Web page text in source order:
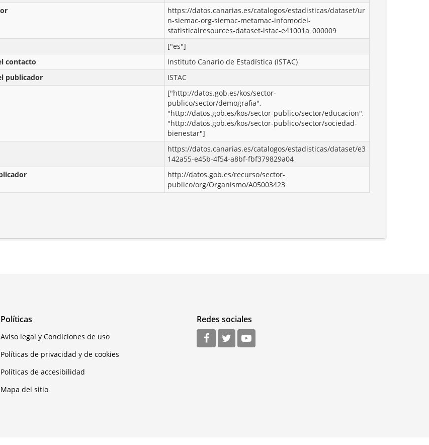
https://datos.canarias.es/catalogos/estadisticas/dataset/ur
n-siemac-org-siemac-metamac-infomodel-
statisticalresources-dataset-istac-e41001a_000009
["es"]
contacto
Instituto Canario de Estadística (ISTAC)
publicador
ISTAC
["http://datos.gob.es/kos/sector-
publico/sector/demografia",
"http://datos.gob.es/kos/sector-publico/sector/educacion",
"http://datos.gob.es/kos/sector-publico/sector/sociedad-
bienestar"]
https://datos.canarias.es/catalogos/estadisticas/dataset/e3
142a55-e45b-4f54-a8bf-fbf379829a04
http://datos.gob.es/recurso/sector-
publico/org/Organismo/A05003423
Políticas
Aviso legal y Condiciones de uso
Políticas de privacidad y de cookies
Políticas de accesibilidad
Mapa del sitio
Redes sociales